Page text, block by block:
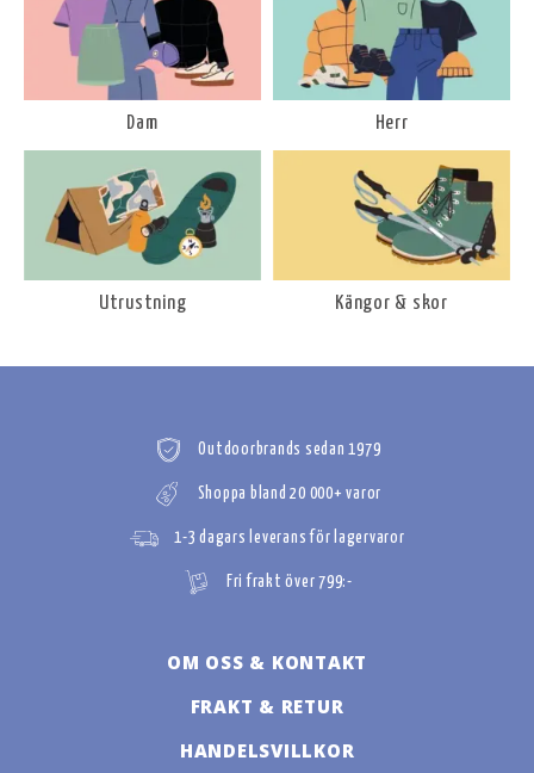
Dam Herr
Utrustning Kängor & skor
Outdoorbrands sedan 1979
Shoppa bland 20 000+ varor
1-3 dagars leverans för lagervaror
Fri frakt över 799:-
OM OSS & KONTAKT
FRAKT & RETUR
HANDELSVILLKOR